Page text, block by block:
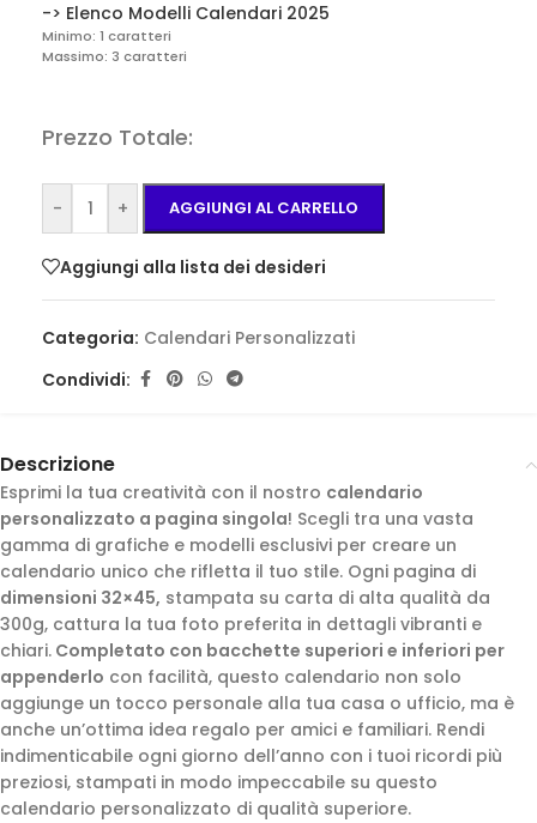
-> Elenco Modelli Calendari 2025
Minimo: 1 caratteri
Massimo: 3 caratteri
Prezzo Totale:
- + AGGIUNGI AL CARRELLO
Aggiungi alla lista dei desideri
Categoria: Calendari Personalizzati
Condividi:
Descrizione
Esprimi la tua creatività con il nostro calendario
personalizzato a pagina singola! Scegli tra una vasta
gamma di grafiche e modelli esclusivi per creare un
calendario unico che rifletta il tuo stile. Ogni pagina di
dimensioni 32×45, stampata su carta di alta qualità da
300g, cattura la tua foto preferita in dettagli vibranti e
chiari. Completato con bacchette superiori e inferiori per
appenderlo con facilità, questo calendario non solo
aggiunge un tocco personale alla tua casa o ufficio, ma è
anche un’ottima idea regalo per amici e familiari. Rendi
indimenticabile ogni giorno dell’anno con i tuoi ricordi più
preziosi, stampati in modo impeccabile su questo
calendario personalizzato di qualità superiore.